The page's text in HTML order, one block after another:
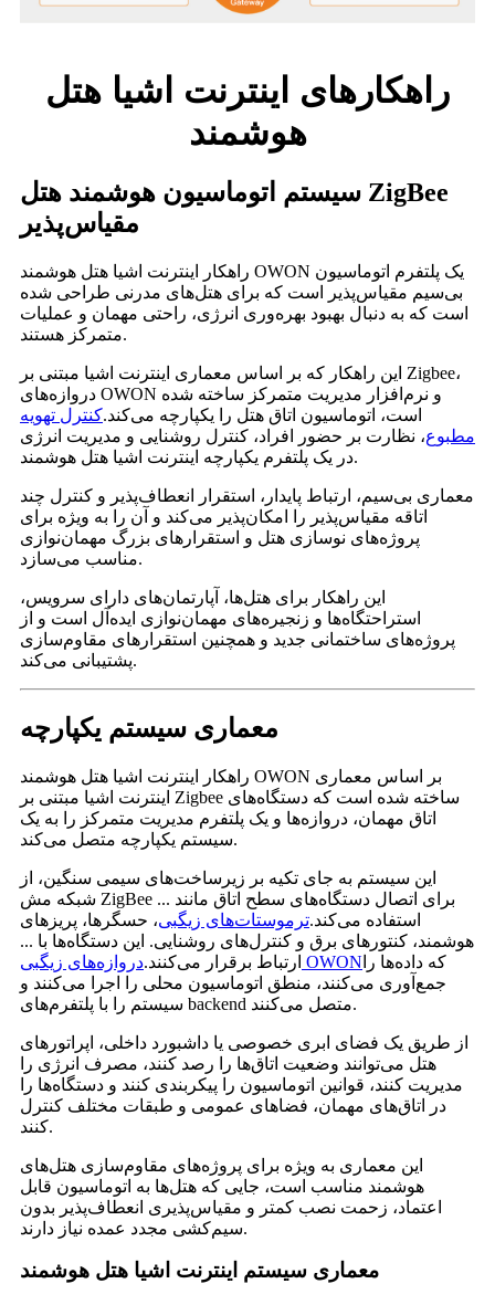
راهکارهای اینترنت اشیا هتل
هوشمند
سیستم اتوماسیون هوشمند هتل ZigBee
مقیاس‌پذیر
راهکار اینترنت اشیا هتل هوشمند OWON یک پلتفرم اتوماسیون
بی‌سیم مقیاس‌پذیر است که برای هتل‌های مدرنی طراحی شده
است که به دنبال بهبود بهره‌وری انرژی، راحتی مهمان و عملیات
متمرکز هستند.
این راهکار که بر اساس معماری اینترنت اشیا مبتنی بر Zigbee،
دروازه‌های OWON و نرم‌افزار مدیریت متمرکز ساخته شده
است، اتوماسیون اتاق هتل را یکپارچه می‌کند.کنترل تهویه
مطبوع، نظارت بر حضور افراد، کنترل روشنایی و مدیریت انرژی
در یک پلتفرم یکپارچه اینترنت اشیا هتل هوشمند.
معماری بی‌سیم، ارتباط پایدار، استقرار انعطاف‌پذیر و کنترل چند
اتاقه مقیاس‌پذیر را امکان‌پذیر می‌کند و آن را به ویژه برای
پروژه‌های نوسازی هتل و استقرارهای بزرگ مهمان‌نوازی
مناسب می‌سازد.
این راهکار برای هتل‌ها، آپارتمان‌های دارای سرویس،
استراحتگاه‌ها و زنجیره‌های مهمان‌نوازی ایده‌آل است و از
پروژه‌های ساختمانی جدید و همچنین استقرارهای مقاوم‌سازی
پشتیبانی می‌کند.
معماری سیستم یکپارچه
راهکار اینترنت اشیا هتل هوشمند OWON بر اساس معماری
اینترنت اشیا مبتنی بر Zigbee ساخته شده است که دستگاه‌های
اتاق مهمان، دروازه‌ها و یک پلتفرم مدیریت متمرکز را به یک
سیستم یکپارچه متصل می‌کند.
این سیستم به جای تکیه بر زیرساخت‌های سیمی سنگین، از
شبکه مش ZigBee برای اتصال دستگاه‌های سطح اتاق مانند ...
استفاده می‌کند.ترموستات‌های زیگبی، حسگرها، پریزهای
هوشمند، کنتورهای برق و کنترل‌های روشنایی. این دستگاه‌ها با ...
ارتباط برقرار می‌کنند. دروازه‌های زیگبی OWON که داده‌ها را
جمع‌آوری می‌کنند، منطق اتوماسیون محلی را اجرا می‌کنند و
سیستم را با پلتفرم‌های backend متصل می‌کنند.
از طریق یک فضای ابری خصوصی یا داشبورد داخلی، اپراتورهای
هتل می‌توانند وضعیت اتاق‌ها را رصد کنند، مصرف انرژی را
مدیریت کنند، قوانین اتوماسیون را پیکربندی کنند و دستگاه‌ها را
در اتاق‌های مهمان، فضاهای عمومی و طبقات مختلف کنترل
کنند.
این معماری به ویژه برای پروژه‌های مقاوم‌سازی هتل‌های
هوشمند مناسب است، جایی که هتل‌ها به اتوماسیون قابل
اعتماد، زحمت نصب کمتر و مقیاس‌پذیری انعطاف‌پذیر بدون
سیم‌کشی مجدد عمده نیاز دارند.
معماری سیستم اینترنت اشیا هتل هوشمند